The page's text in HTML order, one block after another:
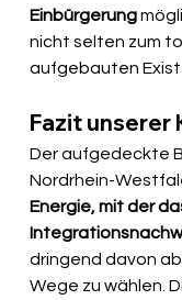
Einbürgerung
nicht selten zum
aufgebauten
Fazit unserer
Der aufgedeckte
Nordrhein-
Energie, mit der
dringend davon
Wege zu wählen.